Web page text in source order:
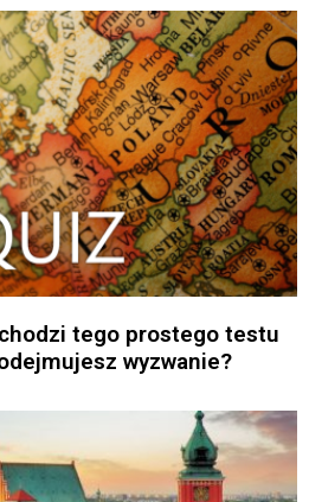
tego prostego testu
wyzwanie?